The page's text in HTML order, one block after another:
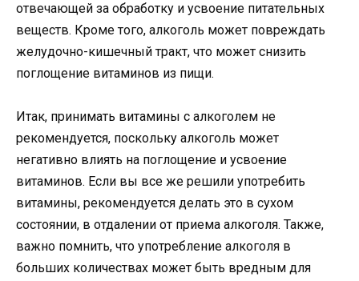
отвечающей за обработку и усвоение питательных
веществ. Кроме того, алкоголь может повреждать
желудочно-кишечный тракт, что может снизить
поглощение витаминов из пищи.
Итак, принимать витамины с алкоголем не
рекомендуется, поскольку алкоголь может
негативно влиять на поглощение и усвоение
витаминов. Если вы все же решили употребить
витамины, рекомендуется делать это в сухом
состоянии, в отдалении от приема алкоголя. Также,
важно помнить, что употребление алкоголя в
больших количествах может быть вредным для